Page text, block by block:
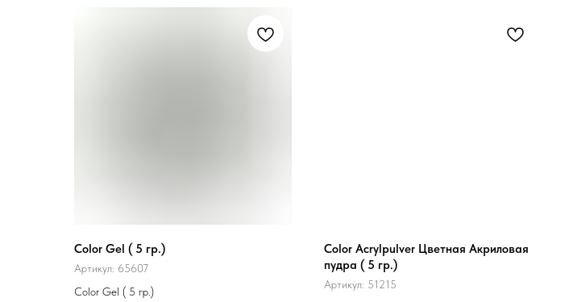
Color Gel ( 5 гр.)
Артикул: 65607
Color Gel ( 5 гр.)
Color Acrylpulver Цветная Акриловая
пудра ( 5 гр.)
Артикул: 51215